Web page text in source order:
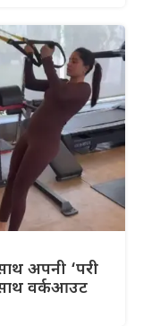
अपनी ‘परी
वर्कआउट